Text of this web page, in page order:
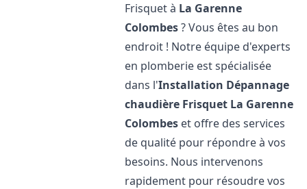
Frisquet à La Garenne
Colombes? Vous êtes au bon
endroit ! Notre équipe d'experts
en plomberie est spécialisée
dans l'Installation Dépannage
chaudière Frisquet La Garenne
Colombes et offre des services
de qualité pour répondre à vos
besoins. Nous intervenons
rapidement pour résoudre vos